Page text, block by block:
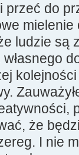
przeć do
ludzie są
że
I nie